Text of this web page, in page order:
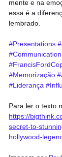
mente e na
essa é a
lembrado.
#Presentations
#Memorização
#Liderança
Para ler o texto
https://
secret-to-
hollywood-